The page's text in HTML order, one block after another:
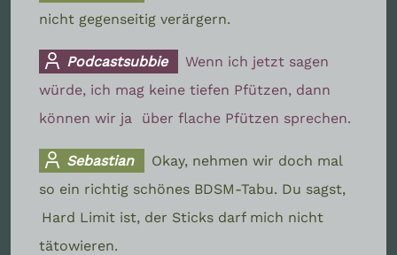
nicht gegenseitig verärgern.
Podcastsubbie
Wenn ich jetzt sagen
würde, ich mag keine tiefen Pfützen, dann
können wir ja
über flache Pfützen sprechen.
Sebastian
Okay, nehmen wir doch mal
so ein richtig schönes BDSM-Tabu. Du sagst,
Hard Limit ist, der Sticks darf mich nicht
tätowieren.